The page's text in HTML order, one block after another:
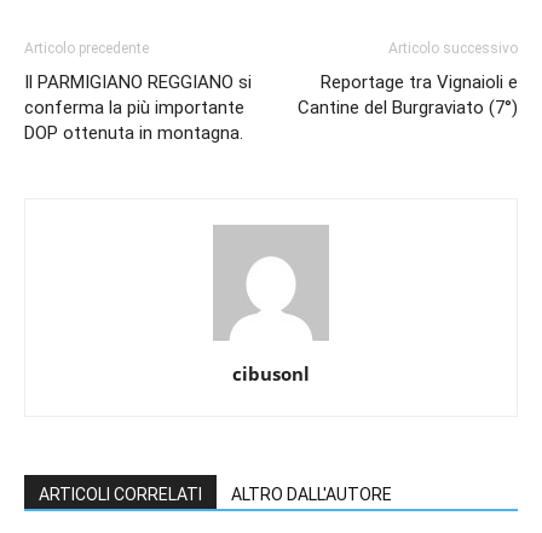
Articolo precedente
Il PARMIGIANO REGGIANO si
conferma la più importante
DOP ottenuta in montagna.
Articolo successivo
Reportage tra Vignaioli e
Cantine del Burgraviato (7°)
cibusonl
ARTICOLI CORRELATI ALTRO DALL'AUTORE